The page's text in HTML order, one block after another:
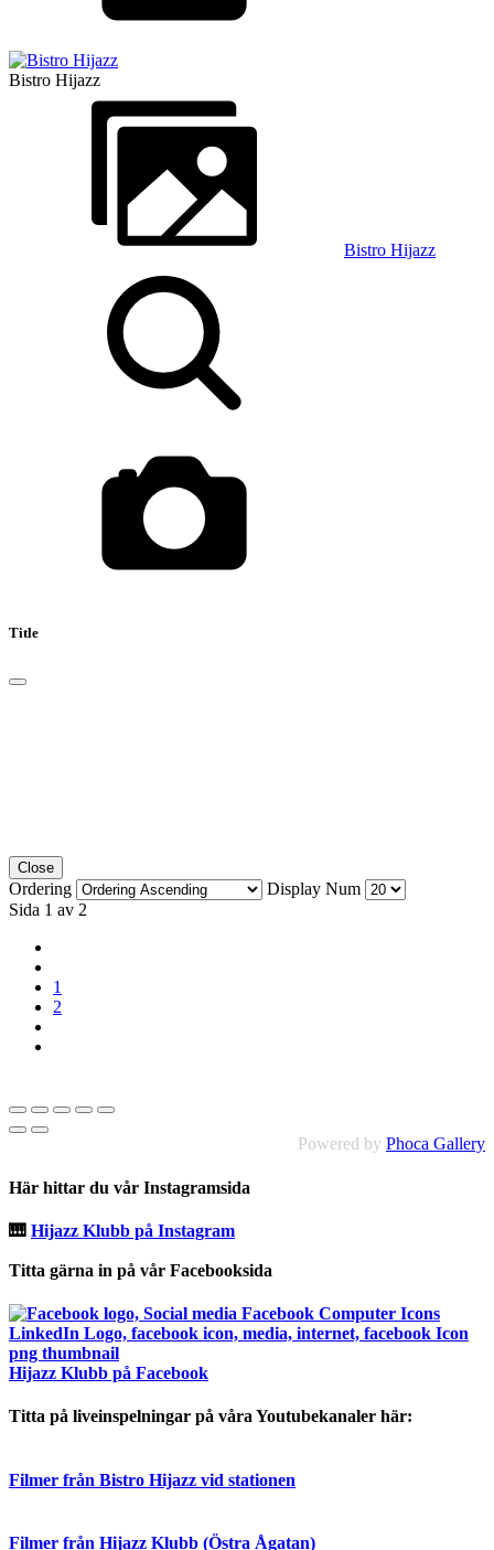
Bistro Hijazz
Bistro Hijazz
Title
Close
Ordering
Display Num
Sida 1 av 2
1
2
Powered by Phoca Gallery
Här hittar du vår Instagramsida
🎹 Hijazz Klubb på Instagram
Titta gärna in på vår Facebooksida
Hijazz Klubb på Facebook
Titta på liveinspelningar på våra Youtubekanaler här:
Filmer från Bistro Hijazz vid stationen
Filmer från Hijazz Klubb (Östra Ågatan)